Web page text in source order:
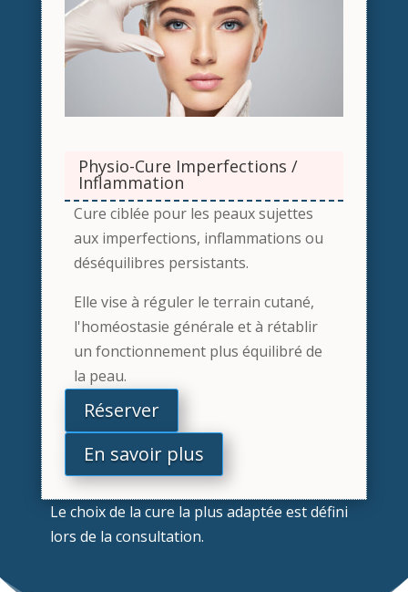
Physio-Cure Imperfections /
Inflammation
Cure ciblée pour les peaux sujettes
aux imperfections, inflammations ou
déséquilibres persistants.
Elle vise à réguler le terrain cutané,
l'homéostasie générale et à rétablir
un fonctionnement plus équilibré de
la peau.
Réserver
En savoir plus
Le choix de la cure la plus adaptée est défini
lors de la consultation.